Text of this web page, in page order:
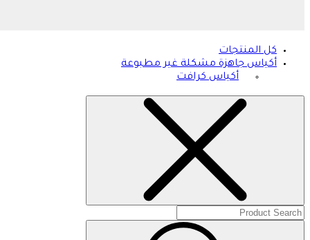
كل المنتجات
أكياس جاهزة مشكلة غير مطبوعة
أكياس كرافت